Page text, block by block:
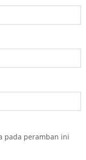
pada peramban ini